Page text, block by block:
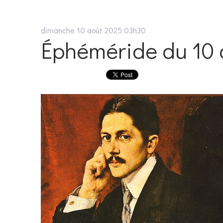
dimanche 10 août 2025 03h30
Éphéméride du 10